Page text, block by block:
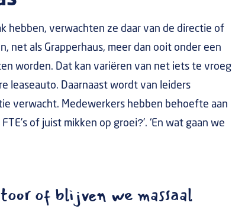
hebben, verwachten ze daar van de directie of
net als Grapperhaus, meer dan ooit onder een
worden. Dat kan variëren van net iets te vroeg
leaseauto. Daarnaast wordt van leiders
verwacht. Medewerkers hebben behoefte aan
of juist mikken op groei?’. ‘En wat gaan we
of blijven we massaal